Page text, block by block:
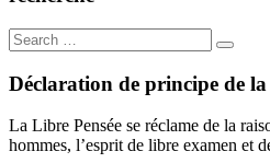
Search
for:
Déclaration de principe de la
La Libre Pensée se réclame de la
hommes, l’esprit de libre examen et